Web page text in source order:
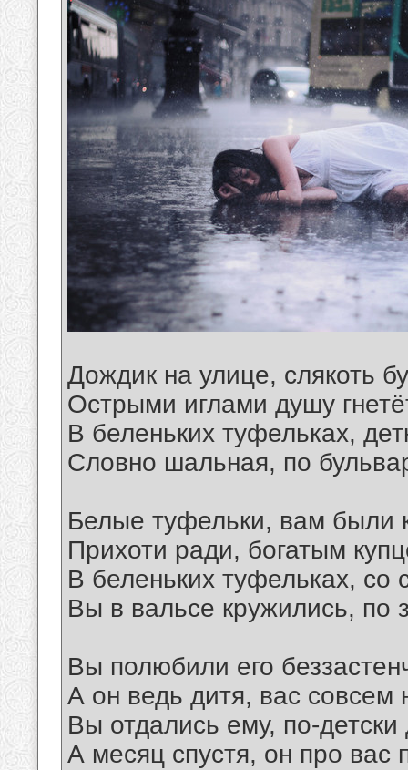
Дождик на улице, слякоть
Острыми иглами душу
В беленьких туфельках,
Словно шальная, по
Белые туфельки, вам были
Прихоти ради, богатым
В беленьких туфельках,
Вы в вальсе кружились, по
Вы полюбили его
А он ведь дитя, вас совсем
Вы отдались ему, по-
А месяц спустя, он про вас